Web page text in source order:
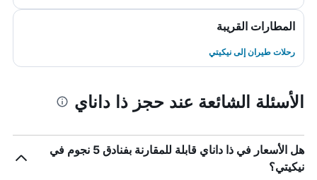
المطارات القريبة
رحلات طيران إلى نيكيتي
الأسئلة الشائعة عند حجز ذا داناي
هل الأسعار في ذا داناي قابلة للمقارنة بفنادق 5 نجوم في
نيكيتي؟